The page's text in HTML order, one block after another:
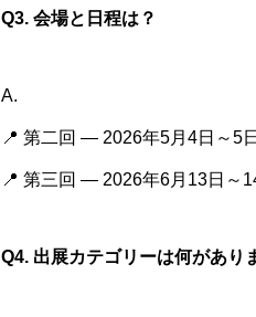
Q3. 会場と日程は？
A.
📍 第二回 ― 2026年5月4日～5
📍 第三回 ― 2026年6月13日～
Q4. 出展カテゴリーは何があり